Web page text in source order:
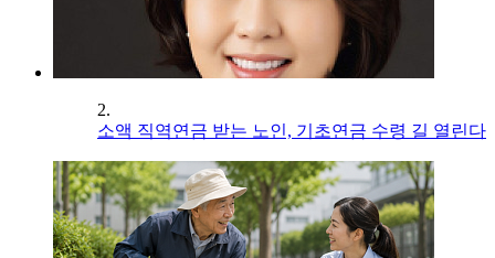
2.
소액 직역연금 받는 노인, 기초연금 수령 길 열린다